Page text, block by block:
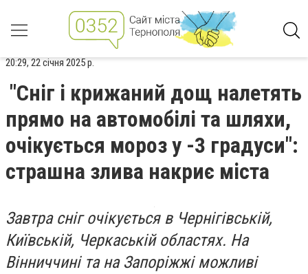
20:29, 22 січня 2025 р.
"Сніг і крижаний дощ налетять
прямо на автомобілі та шляхи,
очікується мороз у -3 градуси":
страшна злива накриє міста
Завтра сніг очікується в Чернігівській,
Київській, Черкаській областях. На
Вінниччині та на Запоріжжі можливі